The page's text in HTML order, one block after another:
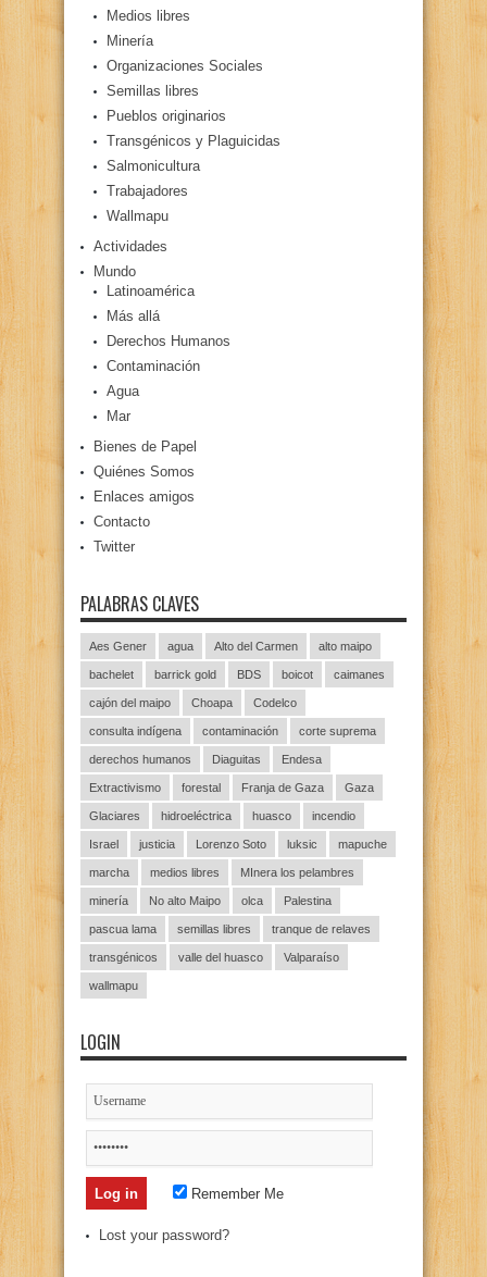
Medios libres
Minería
Organizaciones Sociales
Semillas libres
Pueblos originarios
Transgénicos y Plaguicidas
Salmonicultura
Trabajadores
Wallmapu
Actividades
Mundo
Latinoamérica
Más allá
Derechos Humanos
Contaminación
Agua
Mar
Bienes de Papel
Quiénes Somos
Enlaces amigos
Contacto
Twitter
PALABRAS CLAVES
Aes Gener agua Alto del Carmen alto maipo
bachelet barrick gold BDS boicot caimanes
cajón del maipo Choapa Codelco
consulta indígena contaminación corte suprema
derechos humanos Diaguitas Endesa
Extractivismo forestal Franja de Gaza Gaza
Glaciares hidroeléctrica huasco incendio
Israel justicia Lorenzo Soto luksic mapuche
marcha medios libres MInera los pelambres
minería No alto Maipo olca Palestina
pascua lama semillas libres tranque de relaves
transgénicos valle del huasco Valparaíso
wallmapu
LOGIN
Remember Me
Lost your password?